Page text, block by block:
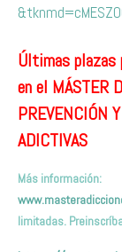
Últimas plazas
en el MÁSTER
PREVENCIÓN
ADICTIVAS
Más información:
limitadas.